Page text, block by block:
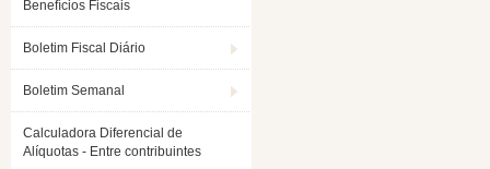
Benefícios Fiscais
Boletim Fiscal Diário
Boletim Semanal
Calculadora Diferencial de
Alíquotas - Entre contribuintes